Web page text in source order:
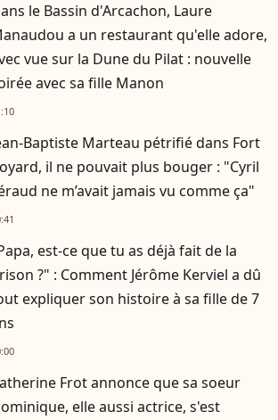
le Bassin d'Arcachon, Laure
a un restaurant qu'elle adore,
vue sur la Dune du Pilat : nouvelle
avec sa fille Manon
Baptiste Marteau pétrifié dans Fort
il ne pouvait plus bouger : "Cyril
ne m’avait jamais vu comme ça"
est-ce que tu as déjà fait de la
?" : Comment Jérôme Kerviel a dû
expliquer son histoire à sa fille de 7
Frot annonce que sa soeur
elle aussi actrice, s'est